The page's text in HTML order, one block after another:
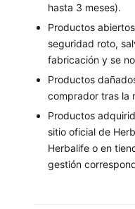
hasta 3 meses).
Productos
seguridad roto,
fabricación y se
Productos
comprador tras la
Productos
sitio oficial de
Herbalife o en
gestión